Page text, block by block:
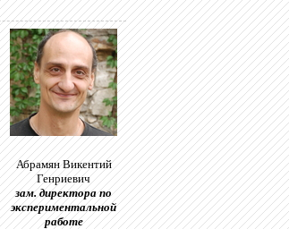
Абрамян Викентий
Генриевич
зам. директора по
экспериментальной
работе